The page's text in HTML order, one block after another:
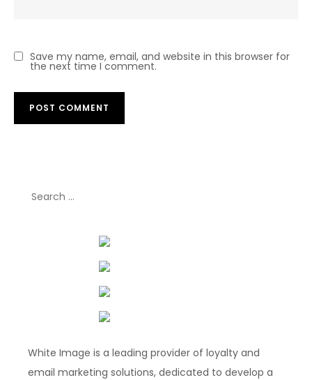
Save my name, email, and website in this browser for
the next time I comment.
White Image is a leading provider of loyalty and
email marketing solutions, dedicated to develop a